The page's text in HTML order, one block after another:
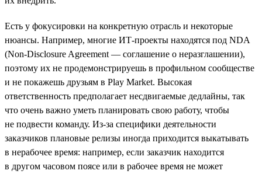
Есть у фокусировки на конкретную отрасль и некоторые
нюансы. Например, многие ИТ-проекты находятся под NDA
(Non-Disclosure Agreement — соглашение о неразглашении),
поэтому их не продемонстрируешь в профильном сообществе
и не покажешь друзьям в Play Market. Высокая
ответственность предполагает несдвигаемые дедлайны, так
что очень важно уметь планировать свою работу, чтобы
не подвести команду. Из-за специфики деятельности
заказчиков плановые релизы иногда приходится выкатывать
в нерабочее время: например, если заказчик находится
в другом часовом поясе или в рабочее время не может